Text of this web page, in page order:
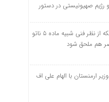
رژیم صهیونیستی در دستور
فیدان: توافق مکه از نظر فنی شبیه ماده ۵ ناتو
هم ملحق شود
ارمنستان با الهام علی اف